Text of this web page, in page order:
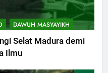
Keistimewaan Hari
DAWUH MASYAYIKH
Selat Madura demi
Ilmu